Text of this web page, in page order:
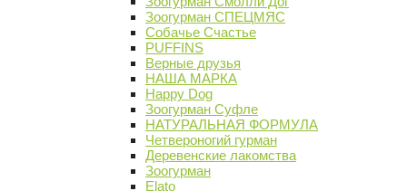
Зоогурман СПЕЦМЯС
Собачье Счастье
PUFFINS
Верные друзья
НАША МАРКА
Happy Dog
Зоогурман Суфле
НАТУРАЛЬНАЯ ФОРМУЛА
Четвероногий гурман
Деревенские лакомства
Зоогурман
Elato